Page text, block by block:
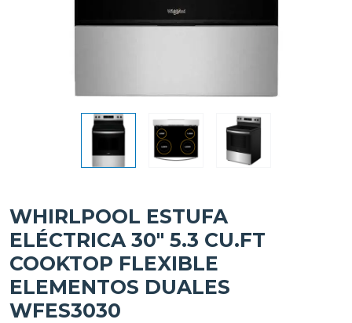
WHIRLPOOL ESTUFA
ELÉCTRICA 30" 5.3 CU.FT
COOKTOP FLEXIBLE
ELEMENTOS DUALES
WFES3030